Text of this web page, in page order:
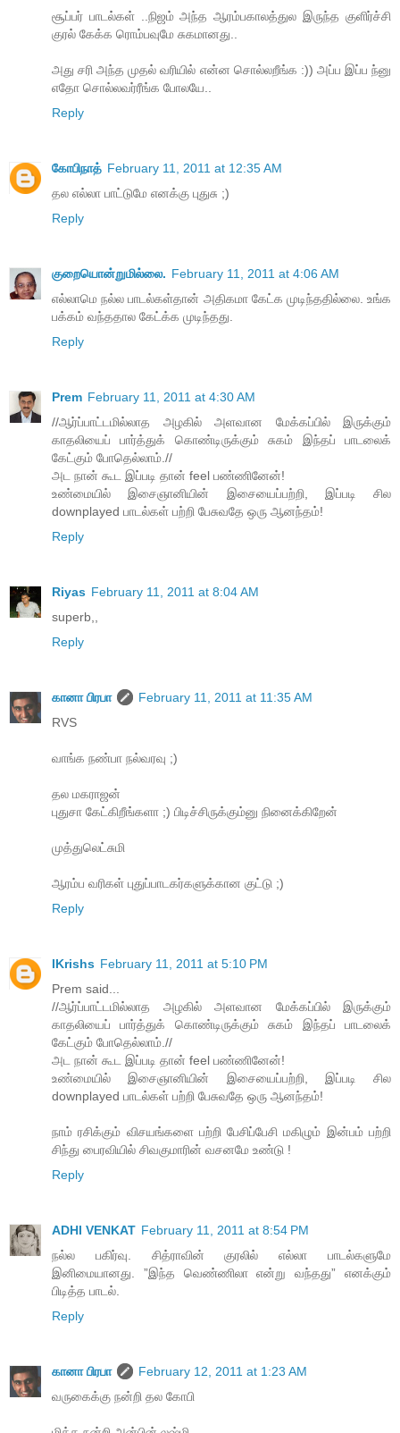
சூப்பர் பாடல்கள் ..நிஜம் அந்த ஆரம்பகாலத்துல இருந்த குளிர்ச்சி
குரல் கேக்க ரொம்பவுமே சுகமானது..
அது சரி அந்த முதல் வரியில் என்ன சொல்லறீங்க :)) அப்ப இப்ப ந்னு
எதோ சொல்லவர்ரீங்க போலயே..
Reply
கோபிநாத் February 11, 2011 at 12:35 AM
தல எல்லா பாட்டுமே எனக்கு புதுசு ;)
Reply
குறையொன்றுமில்லை. February 11, 2011 at 4:06 AM
எல்லாமெ நல்ல பாடல்கள்தான் அதிகமா கேட்க முடிந்ததில்லை. உங்க
பக்கம் வந்ததால கேட்க்க முடிந்தது.
Reply
Prem February 11, 2011 at 4:30 AM
//ஆர்ப்பாட்டமில்லாத அழகில் அளவான மேக்கப்பில் இருக்கும்
காதலியைப் பார்த்துக் கொண்டிருக்கும் சுகம் இந்தப் பாடலைக்
கேட்கும் போதெல்லாம்.//
அட நான் கூட இப்படி தான் feel பண்ணினேன்!
உண்மையில் இசைஞானியின் இசையைப்பற்றி, இப்படி சில
downplayed பாடல்கள் பற்றி பேசுவதே ஒரு ஆனந்தம்!
Reply
Riyas February 11, 2011 at 8:04 AM
superb,,
Reply
கானா பிரபா
February 11, 2011 at 11:35 AM
RVS
வாங்க நண்பா நல்வரவு ;)
தல மகராஜன்
புதுசா கேட்கிறீங்களா ;) பிடிச்சிருக்கும்னு நினைக்கிறேன்
முத்துலெட்சுமி
ஆரம்ப வரிகள் புதுப்பாடகர்களுக்கான குட்டு ;)
Reply
IKrishs February 11, 2011 at 5:10 PM
Prem said...
//ஆர்ப்பாட்டமில்லாத அழகில் அளவான மேக்கப்பில் இருக்கும்
காதலியைப் பார்த்துக் கொண்டிருக்கும் சுகம் இந்தப் பாடலைக்
கேட்கும் போதெல்லாம்.//
அட நான் கூட இப்படி தான் feel பண்ணினேன்!
உண்மையில் இசைஞானியின் இசையைப்பற்றி, இப்படி சில
downplayed பாடல்கள் பற்றி பேசுவதே ஒரு ஆனந்தம்!
நாம் ரசிக்கும் விசயங்களை பற்றி பேசிப்பேசி மகிழும் இன்பம் பற்றி
சிந்து பைரவியில் சிவகுமாரின் வசனமே உண்டு !
Reply
ADHI VENKAT February 11, 2011 at 8:54 PM
நல்ல பகிர்வு. சித்ராவின் குரலில் எல்லா பாடல்களுமே
இனிமையானது. ”இந்த வெண்ணிலா என்று வந்தது” எனக்கும்
பிடித்த பாடல்.
Reply
கானா பிரபா
February 12, 2011 at 1:23 AM
வருகைக்கு நன்றி தல கோபி